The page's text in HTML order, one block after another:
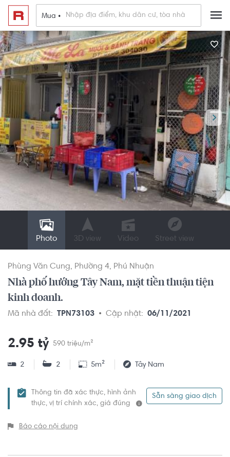
Mua •
Photo 3D view Video Street view
Phùng Văn Cung Phường 4 Phú Nhuận
Nhà phố hướng Tây Nam, mặt tiền thuận tiện
kinh doanh.
Mã nhà đất: TPN73103 Cập nhật: 06/11/2021
2.95 tỷ 590 triệu/m²
2 2 5m² Tây Nam
Thông tin đã xác thực, hình ảnh
thực, vị trí chính xác, giá đúng
Sẵn sàng giao dịch
Báo cáo nội dung